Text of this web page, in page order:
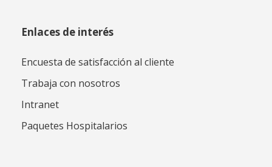
Enlaces de interés
Encuesta de satisfacción al cliente
Trabaja con nosotros
Intranet
Paquetes Hospitalarios